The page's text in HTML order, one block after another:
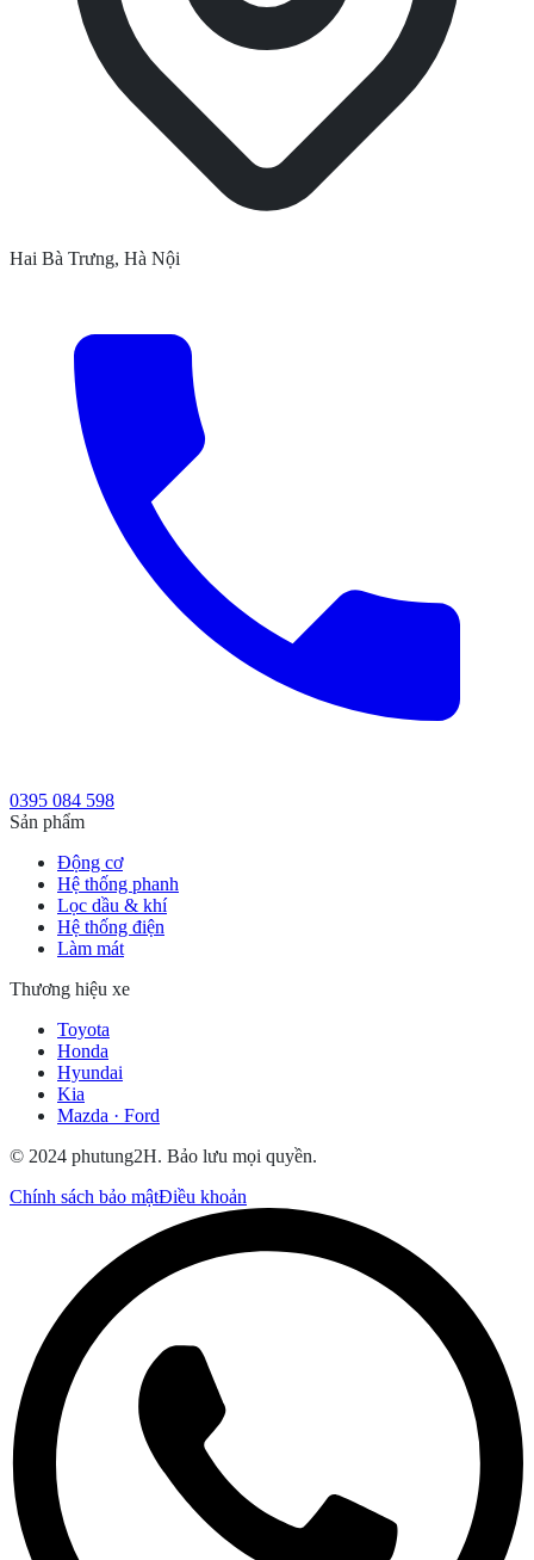
Hai Bà Trưng, Hà Nội
0395 084 598
Sản phẩm
Động cơ
Hệ thống phanh
Lọc dầu & khí
Hệ thống điện
Làm mát
Thương hiệu xe
Toyota
Honda
Hyundai
Kia
Mazda · Ford
© 2024 phutung2H. Bảo lưu mọi quyền.
Chính sách bảo mậtĐiều khoản